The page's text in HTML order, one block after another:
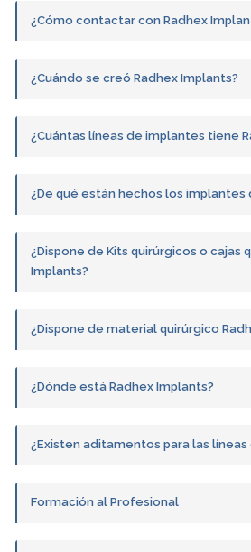
¿Cómo contactar con Radhex
¿Cuándo se creó Radhex Implants?
¿Cuántas líneas de implantes tiene
¿De qué están hechos los implantes
¿Dispone de Kits quirúrgicos o cajas
Implants?
¿Dispone de material quirúrgico
¿Dónde está Radhex Implants?
¿Existen aditamentos para las
Formación al Profesional